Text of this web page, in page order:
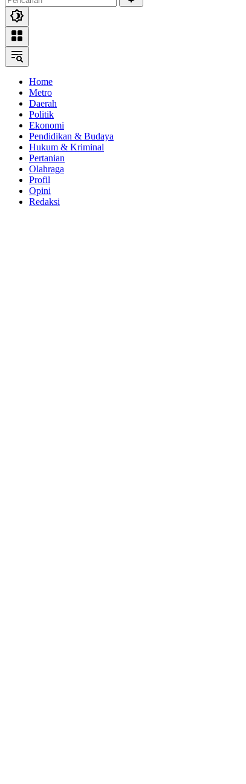
Home
Metro
Daerah
Politik
Ekonomi
Pendidikan & Budaya
Hukum & Kriminal
Pertanian
Olahraga
Profil
Opini
Redaksi